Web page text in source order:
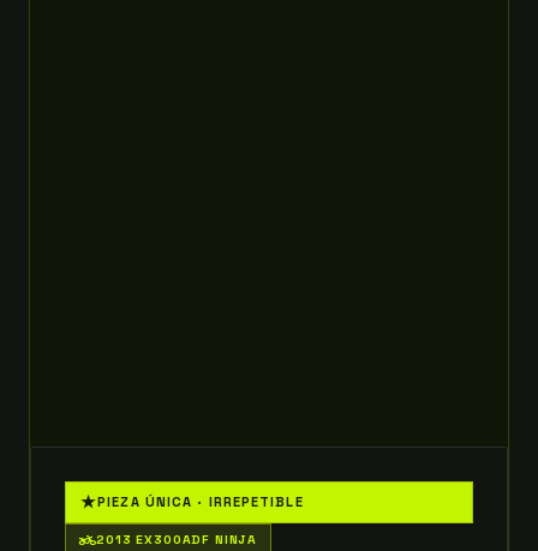
★PIEZA ÚNICA · IRREPETIBLE
two_wheeler2013 EX300ADF NINJA